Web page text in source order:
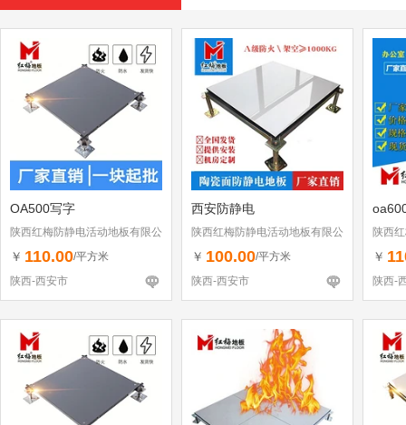
OA500写字
陕西红梅防静电活动地板有限公
司
￥ 110.00/平方米
陕西-西安市
西安防静电
陕西红梅防静电活动地板有限公
司
￥ 100.00/平方米
陕西-西安市
陕西
司
￥
陕西-